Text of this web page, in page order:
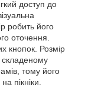
доступ до
робить його
оточення.
кнопок. Розмір
складеному
тому його
пікніки.